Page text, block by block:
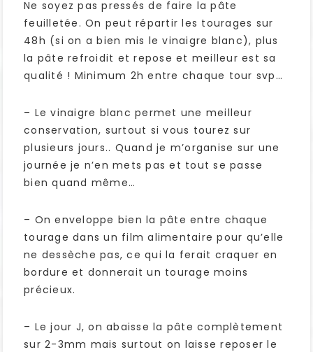
Ne soyez pas pressés de faire la pâte
feuilletée. On peut répartir les tourages sur
48h (si on a bien mis le vinaigre blanc), plus
la pâte refroidit et repose et meilleur est sa
qualité ! Minimum 2h entre chaque tour svp…
– Le vinaigre blanc permet une meilleur
conservation, surtout si vous tourez sur
plusieurs jours.. Quand je m’organise sur une
journée je n’en mets pas et tout se passe
bien quand même…
– On enveloppe bien la pâte entre chaque
tourage dans un film alimentaire pour qu’elle
ne dessèche pas, ce qui la ferait craquer en
bordure et donnerait un tourage moins
précieux.
– Le jour J, on abaisse la pâte complètement
sur 2-3mm mais surtout on laisse reposer le